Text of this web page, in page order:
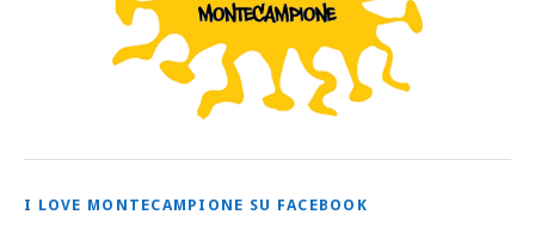
I LOVE MONTECAMPIONE SU FACEBOOK